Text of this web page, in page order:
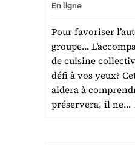
En ligne
Pour favoriser
groupe…
de cuisine
défi à vos yeux?
aidera à
préservera, il ne...